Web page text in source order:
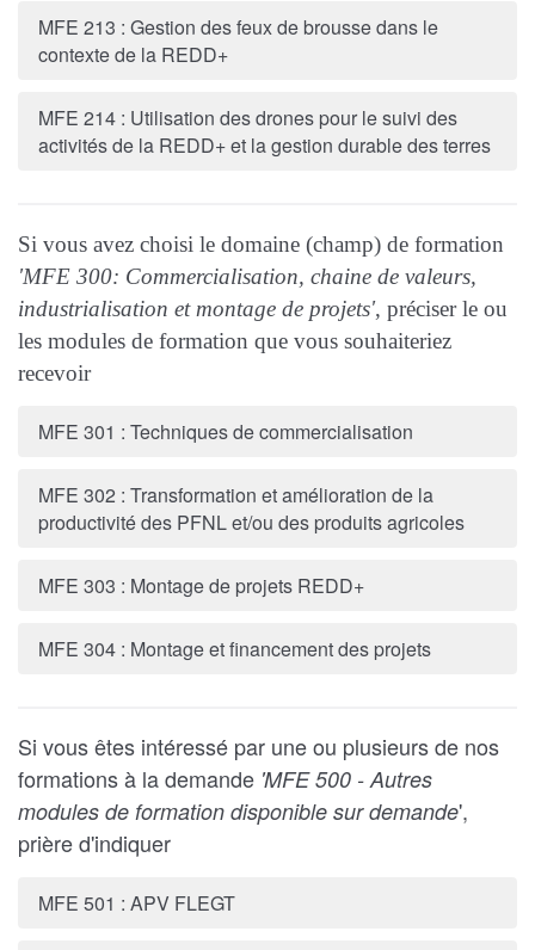
MFE 213 : Gestion des feux de brousse dans le
contexte de la REDD+
MFE 214 : Utilisation des drones pour le suivi des
activités de la REDD+ et la gestion durable des terres
Si vous avez choisi le domaine (champ) de formation
'MFE 300: Commercialisation, chaine de valeurs,
industrialisation et montage de projets', préciser le ou
les modules de formation que vous souhaiteriez
recevoir
MFE 301 : Techniques de commercialisation
MFE 302 : Transformation et amélioration de la
productivité des PFNL et/ou des produits agricoles
MFE 303 : Montage de projets REDD+
MFE 304 : Montage et financement des projets
Si vous êtes intéressé par une ou plusieurs de nos
formations à la demande 'MFE 500 - Autres
modules de formation disponible sur demande',
prière d'indiquer
MFE 501 : APV FLEGT